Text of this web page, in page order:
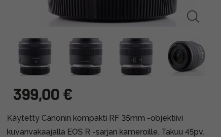
399,00 €
Käytetty Canonin kompakti RF 35mm -objektiivi
kuvanvakaajalla EOS R -sarjan kameroille. Takuu 45pv.